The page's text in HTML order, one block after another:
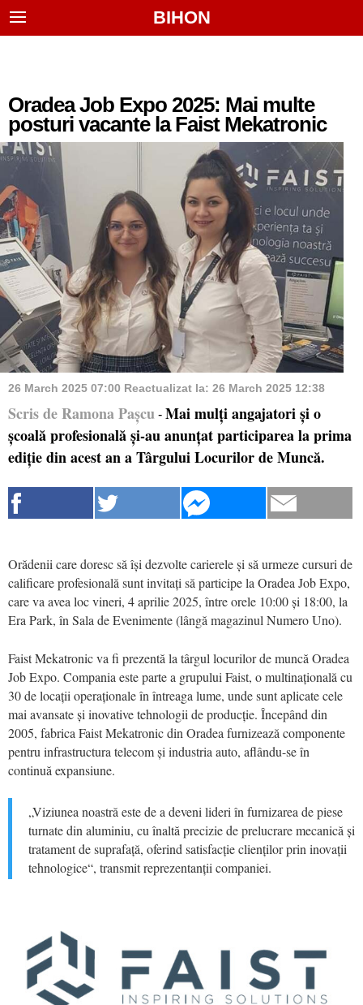
BIHON
Oradea Job Expo 2025: Mai multe
posturi vacante la Faist Mekatronic
26 March 2025 07:00 Reactualizat la: 26 March 2025 12:38
Scris de Ramona Pașcu - Mai mulți angajatori și o
școală profesională și-au anunțat participarea la prima
ediție din acest an a Târgului Locurilor de Muncă.
Orădenii care doresc să își dezvolte carierele și să urmeze cursuri de
calificare profesională sunt invitați să participe la Oradea Job Expo,
care va avea loc vineri, 4 aprilie 2025, între orele 10:00 și 18:00, la
Era Park, în Sala de Evenimente (lângă magazinul Numero Uno).
Faist Mekatronic va fi prezentă la târgul locurilor de muncă Oradea
Job Expo. Compania este parte a grupului Faist, o multinațională cu
30 de locații operaționale în întreaga lume, unde sunt aplicate cele
mai avansate și inovative tehnologii de producție. Începând din
2005, fabrica Faist Mekatronic din Oradea furnizează componente
pentru infrastructura telecom și industria auto, aflându-se în
continuă expansiune.
„Viziunea noastră este de a deveni lideri în furnizarea de piese
turnate din aluminiu, cu înaltă precizie de prelucrare mecanică și
tratament de suprafață, oferind satisfacție clienților prin inovații
tehnologice“, transmit reprezentanții companiei.